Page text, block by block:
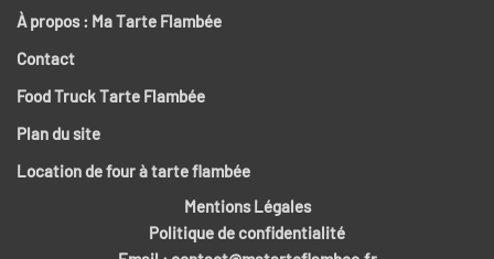
À propos : Ma Tarte Flambée
Contact
Food Truck Tarte Flambée
Plan du site
Location de four à tarte flambée
Mentions Légales
Politique de confidentialité